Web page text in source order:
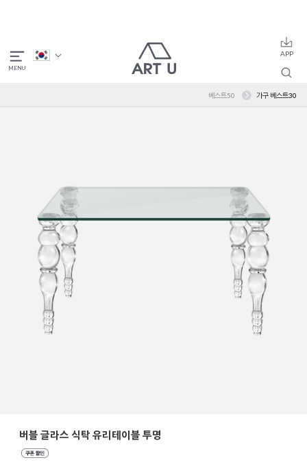
베스트50 가구 베스트30
버블 글라스 식탁 유리테이블 투명